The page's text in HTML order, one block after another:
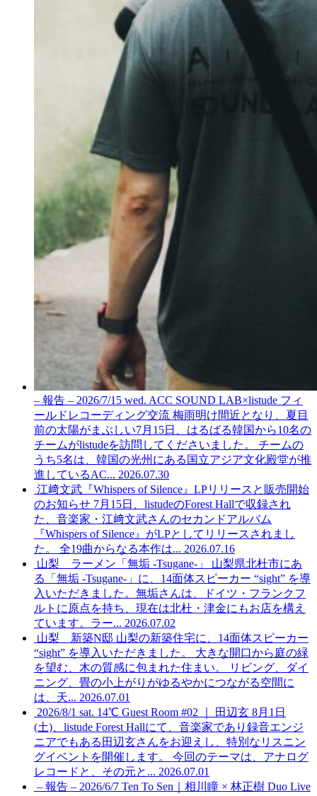
– 報告 – 2026/7/15 wed. ACC SOUND LAB×listude フィ
ールドレコーディング交流 梅雨明け間近となり、夏目
前の太陽がまぶしい7月15日、はるばる韓国から10名の
チームがlistudeを訪問してくださいました。 チームの
うち5名は、韓国の光州にある国立アジア文化殿堂が推
進しているAC... 2026.07.30
江﨑文武『Whispers of Silence』LPリリースと販売開始
のお知らせ 7月15日、listudeのForest Hallで収録され
た、音楽家・江﨑文武さんのセカンドアルバム
『Whispers of Silence』がLPとしてリリースされまし
た。 全19曲からなる本作は... 2026.07.16
山梨 ラーメン「無垢 -Tsugane-」
山梨県北杜市にあ
る「無垢 -Tsugane-」に、14面体スピーカー “sight” を導
入いただきました。無垢さんは、ドイツ・フランクフ
ルトに原点を持ち、現在は北杜・津金にもお店を構え
ています。ラー... 2026.07.02
山梨 新築N邸 山梨の新築住宅に、14面体スピーカー
“sight” を導入いただきました。 大きな開口から庭の緑
を望む、木の質感に包まれた住まい。 リビング、ダイ
ニング、畳の小上がりがゆるやかにつながる空間に
は、天... 2026.07.01
2026/8/1 sat. 14℃ Guest Room #02 ｜ 田辺玄 8月1日
(土)、listude Forest Hallにて、音楽家であり録音エンジ
ニアでもある田辺玄さんをお迎えし、特別なリスニン
グイベントを開催します。 今回のテーマは、アナログ
レコードと、その元と... 2026.07.01
– 報告 – 2026/6/7 Ten To Sen｜相川瞳 × 林正樹 Duo Live